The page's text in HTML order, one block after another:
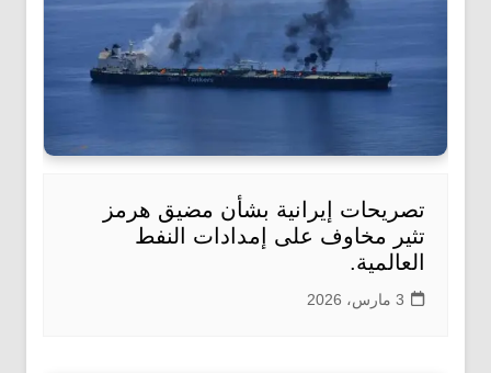
تصريحات إيرانية بشأن مضيق هرمز
تثير مخاوف على إمدادات النفط
العالمية.
3 مارس، 2026